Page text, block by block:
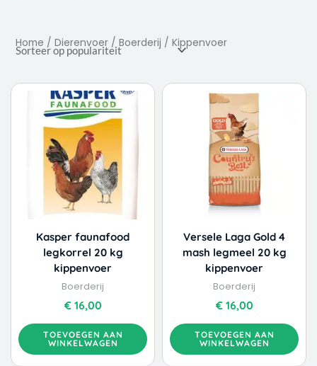
Home / Dierenvoer / Boerderij / Kippenvoer
Kasper faunafood
legkorrel 20 kg
kippenvoer
Boerderij
€16,00
TOEVOEGEN AAN
WINKELWAGEN
Versele Laga Gold 4
mash legmeel 20 kg
kippenvoer
Boerderij
€16,00
TOEVOEGEN AAN
WINKELWAGEN